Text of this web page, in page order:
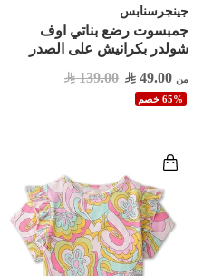
جينجرسنابس
جمبسوت رضع بناتي اوف
شولدر بكرانيش على الصدر
من 49.00
139.00
65% خصم